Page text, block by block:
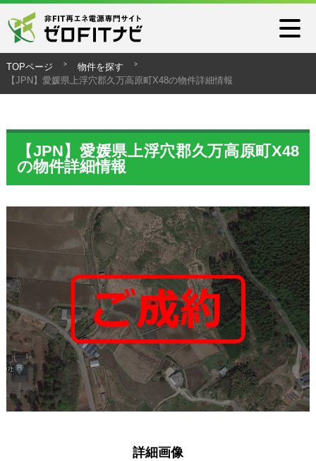
TOPページ
物件を探す
【JPN】愛媛県上浮穴郡久万高原町X48の物件詳細情報
【JPN】愛媛県上浮穴郡久万高原町X48
の物件詳細情報
詳細画像